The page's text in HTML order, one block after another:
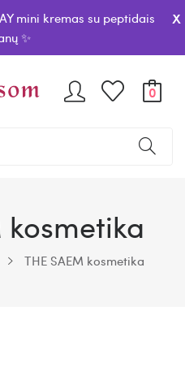
mini kremas su peptidais
✨
x
0
kosmetika
THE SAEM kosmetika